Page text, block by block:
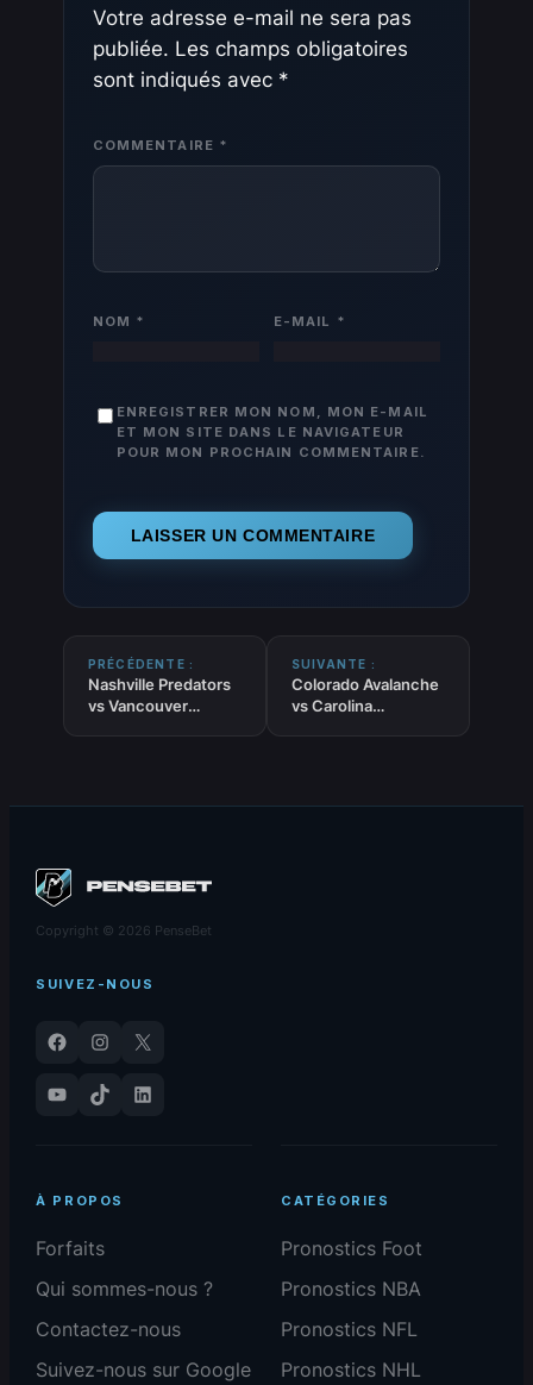
Votre adresse e-mail ne sera pas
publiée. Les champs obligatoires
sont indiqués avec *
COMMENTAIRE *
NOM * E-MAIL *
ENREGISTRER MON NOM, MON E-MAIL
ET MON SITE DANS LE NAVIGATEUR
POUR MON PROCHAIN COMMENTAIRE.
PRÉCÉDENTE :
Nashville Predators
vs Vancouver
SUIVANTE :
Colorado Avalanche
vs Carolina
Copyright © 2026 PenseBet
SUIVEZ-NOUS
Facebook Instagram
X
YouTube
TikTok LinkedIn
À PROPOS
Forfaits
Qui sommes-nous ?
Contactez-nous
Suivez-nous sur Google
CATÉGORIES
Pronostics Foot
Pronostics NBA
Pronostics NFL
Pronostics NHL